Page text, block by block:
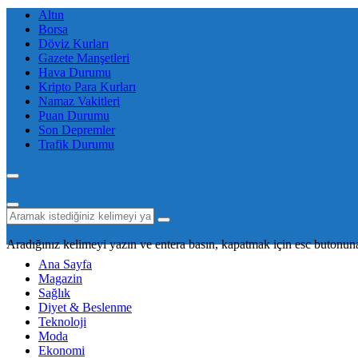
Altın
Borsa
Döviz Kurları
Gazete Manşetleri
Hava Durumu
Kripto Para Kurları
Namaz Vakitleri
Puan Durumu
Son Depremler
Trafik Durumu
Aradığınız kelimeyi yazın ve entera basın, kapatmak için esc
Ana Sayfa
Magazin
Sağlık
Diyet & Beslenme
Teknoloji
Moda
Ekonomi